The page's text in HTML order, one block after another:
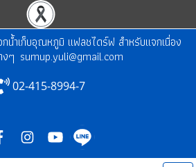
น้ำเก็บอุณหภูมิ แฟลชไดร์ฟ สำหรับแจกเนื่อง
งๆ sumup.yuli@gmail.com
02-415-8994-7